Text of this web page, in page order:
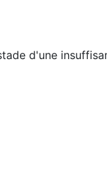
d'une